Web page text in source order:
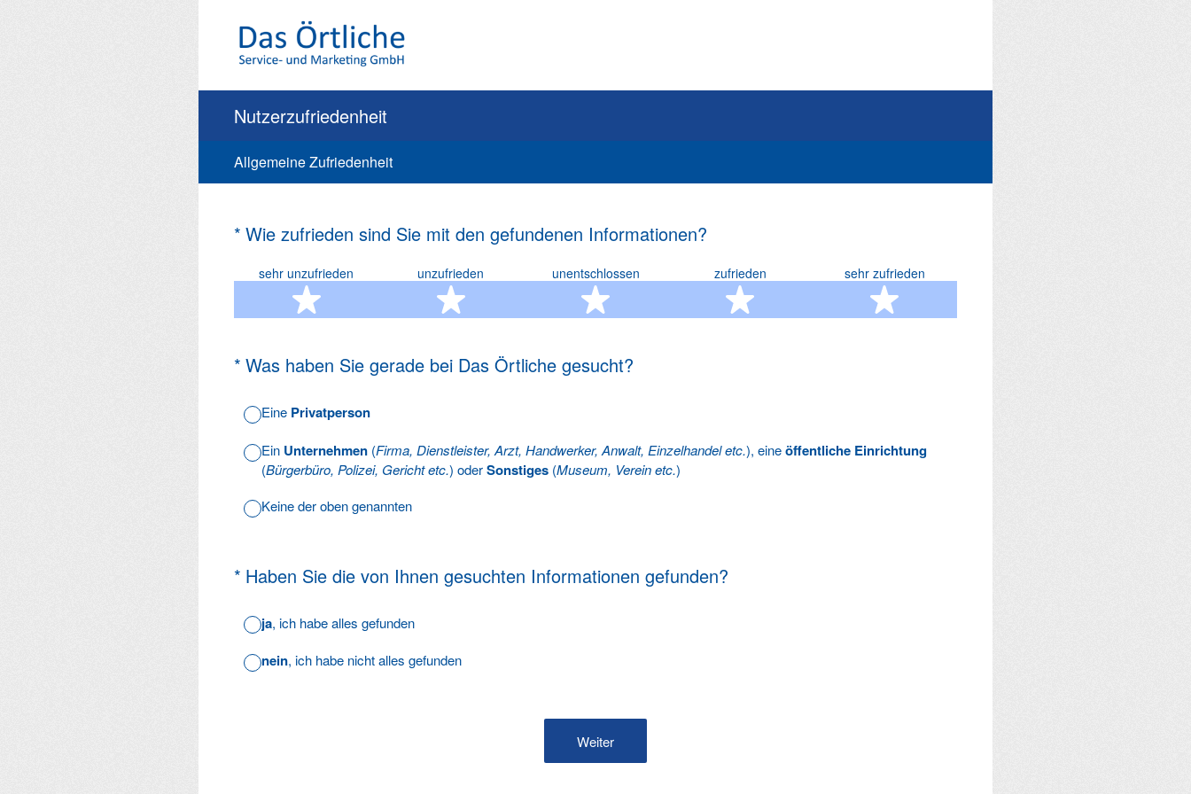
Nutzerzufriedenheit
Allgemeine Zufriedenheit
* Wie zufrieden sind Sie mit den gefundenen Informationen?
(Erforderlich.)
sehr unzufrieden
1 Stern
unzufrieden
2 Sterne
unentschlossen
3 Sterne
zufrieden
4 Sterne
sehr zufrieden
5 Sterne
* Was haben Sie gerade bei Das Örtliche gesucht?
(Erforderlich.)
Eine Privatperson
Ein Unternehmen (Firma, Dienstleister, Arzt, Handwerker, Anwalt, Einzelhandel etc.), eineöffentliche Einrichtung
(Bürgerbüro, Polizei, Gericht etc.) oderSonstiges (Museum, Verein etc.)
Keine der oben genannten
* Haben Sie die von Ihnen gesuchten Informationen gefunden?
(Erforderlich.)
ja, ich habe alles gefunden
nein, ich habe nicht alles gefunden
Weiter